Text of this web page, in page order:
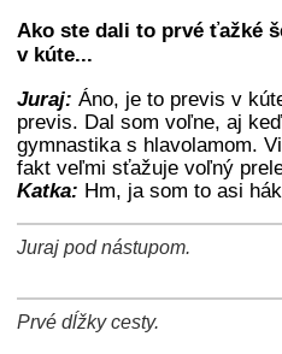
Ako ste dali to prvé ťažké
v kúte...
Juraj: Áno, je to previs v
previs. Dal som voľne, aj
gymnastika s hlavolamom.
fakt veľmi sťažuje voľný
Katka: Hm, ja som to asi
Juraj pod nástupom.
Prvé dĺžky cesty.